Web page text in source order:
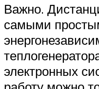
Важно.
самыми
электронных